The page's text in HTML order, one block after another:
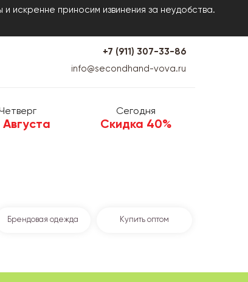
приносим извинения за неудобства.
+7 (911) 307-33-86
info@secondhand-vova.ru
Августа
Сегодня
Скидка 40%
Брендовая одежда Купить оптом